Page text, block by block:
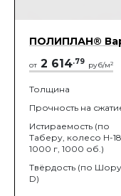
ПОЛИПЛАН®
от 2 614.79 руб/м2
Толщина
Прочность на
Истираемость (по
Таберу, колесо Н-
1000 г, 1000 об.)
Твёрдость (по Шору
D)